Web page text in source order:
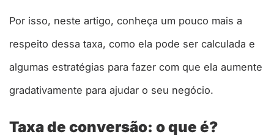
Por isso, neste artigo, conheça um pouco mais a
respeito dessa taxa, como ela pode ser calculada e
algumas estratégias para fazer com que ela aumente
gradativamente para ajudar o seu negócio.
Taxa de conversão: o que é?